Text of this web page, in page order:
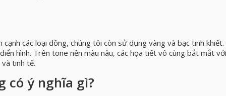
các loại đồng, chúng tôi còn sử dụng vàng và bạc tinh khiết.
hình. Trên tone nền màu nâu, các họa tiết vô cùng bắt mắt với
và tinh tế.
có ý nghĩa gì?